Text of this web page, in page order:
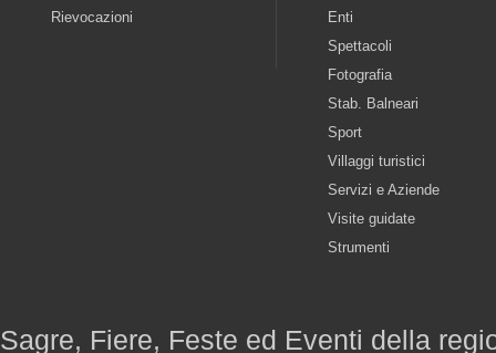
Rievocazioni
Enti
Spettacoli
Fotografia
Stab. Balneari
Sport
Villaggi turistici
Servizi e Aziende
Visite guidate
Strumenti
Sagre, Fiere, Feste ed Eventi della